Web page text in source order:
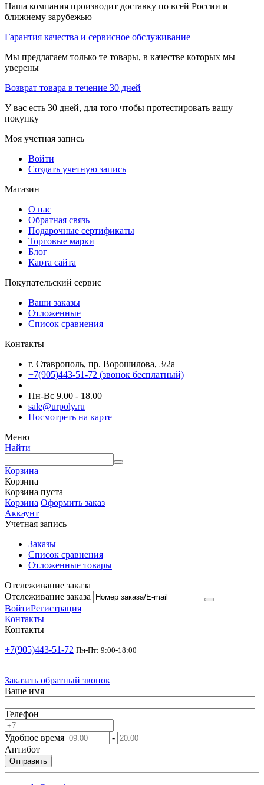
Наша компания производит доставку по всей России и
ближнему зарубежью
Гарантия качества и сервисное обслуживание
Мы предлагаем только те товары, в качестве которых мы
уверены
Возврат товара в течение 30 дней
У вас есть 30 дней, для того чтобы протестировать вашу
покупку
Моя учетная запись
Войти
Создать учетную запись
Магазин
О нас
Обратная связь
Подарочные сертификаты
Торговые марки
Блог
Карта сайта
Покупательский сервис
Ваши заказы
Отложенные
Список сравнения
Контакты
г. Ставрополь, пр. Ворошилова, 3/2а
+7(905)443-51-72 (звонок бесплатный)
Пн-Вс 9.00 - 18.00
sale@urpoly.ru
Посмотреть на карте
Меню
Найти
Корзина
Корзина
Корзина пуста
Корзина Оформить заказ
Аккаунт
Учетная запись
Заказы
Список сравнения
Отложенные товары
Отслеживание заказа
Отслеживание заказа
ВойтиРегистрация
Контакты
Контакты
+7(905)443-51-72 Пн-Пт: 9:00-18:00
Заказать обратный звонок
Ваше имя
Телефон
Удобное время
-
Антибот
Отправить